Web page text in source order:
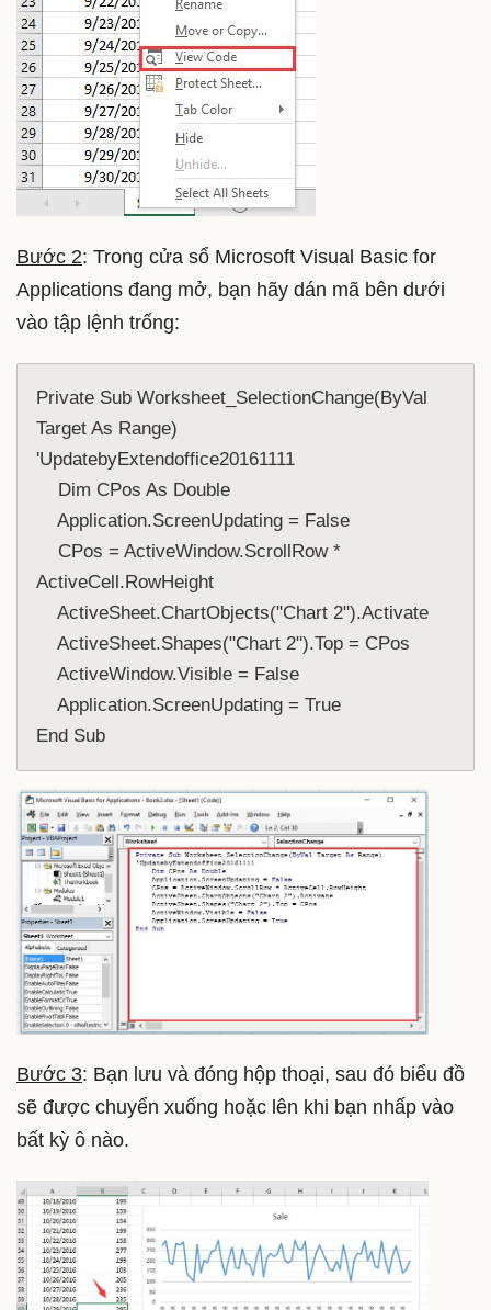
Bước 2: Trong cửa sổ Microsoft Visual Basic for
Applications đang mở, bạn hãy dán mã bên dưới
vào tập lệnh trống:
Private Sub Worksheet_SelectionChange(ByVal
Target As Range)
'UpdatebyExtendoffice20161111
Dim CPos As Double
Application.ScreenUpdating = False
CPos = ActiveWindow.ScrollRow *
ActiveCell.RowHeight
ActiveSheet.ChartObjects("Chart 2").Activate
ActiveSheet.Shapes("Chart 2").Top = CPos
ActiveWindow.Visible = False
Application.ScreenUpdating = True
End Sub
Bước 3: Bạn lưu và đóng hộp thoại, sau đó biểu đồ
sẽ được chuyển xuống hoặc lên khi bạn nhấp vào
bất kỳ ô nào.